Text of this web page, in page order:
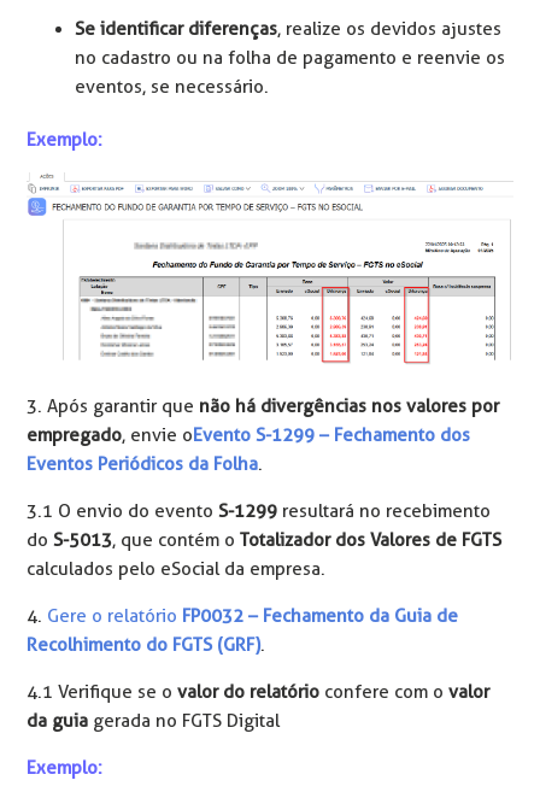
Se identificar diferenças, realize os devidos ajustes
no cadastro ou na folha de pagamento e reenvie os
eventos, se necessário.
Exemplo:
3. Após garantir que não há divergências nos valores por
empregado, envie oEvento S-1299 – Fechamento dos
Eventos Periódicos da Folha.
3.1 O envio do eventoS-1299 resultará no recebimento
doS-5013, que contém oTotalizador dos Valores de FGTS
calculados pelo eSocial da empresa.
4. Gere o relatório FP0032 – Fechamento da Guia de
Recolhimento do FGTS (GRF).
4.1 Verifique se ovalor do relatório confere com ovalor
da guia gerada no FGTS Digital
Exemplo: